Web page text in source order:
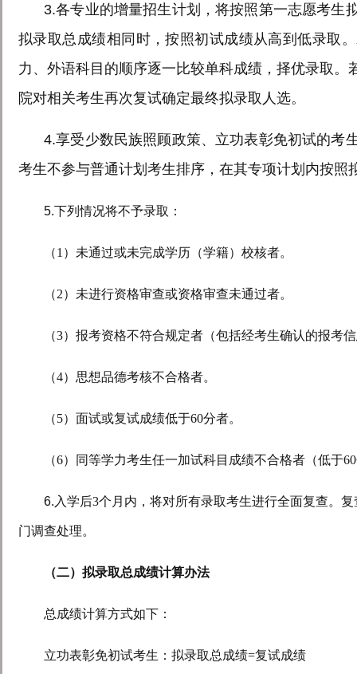
3.各专业的增量招生计划，将按照第一志愿考生
拟录取总成绩相同时，按照初试成绩从高到低录取
力、外语科目的顺序逐一比较单科成绩，择优录取
院对相关考生再次复试确定最终拟录取人选。
4.享受少数民族照顾政策、立功表彰免初试的考
考生不参与普通计划考生排序，在其专项计划内按
5.下列情况将不予录取：
（1 ）未通过或未完成学历（学籍）校核者。
（2）未进行资格审查或资格审查未通过者。
（3）报考资格不符合规定者（包括经考生确认的报考
（4）思想品德考核不合格者。
（5）面试或复试成绩低于60分者。
（6）同等学力考生任一加试科目成绩不合格者（低于60
6. 入学后3个月内，将对所有录取考生进行全面复查。
门调查处理。
（二）拟录取总成绩计算办法
总成绩计算方式如下：
立功表彰免初试考生：拟录取总成绩=复试成绩